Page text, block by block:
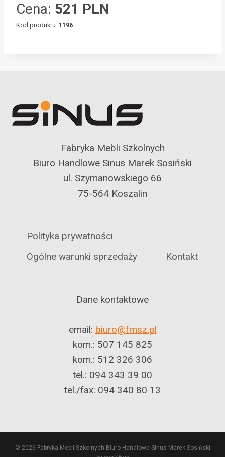
Cena: 521 PLN
Kod produktu: 1196
Fabryka Mebli Szkolnych
Biuro Handlowe Sinus Marek Sosiński
ul. Szymanowskiego 66
75-564 Koszalin
Polityka prywatności
Ogólne warunki sprzedaży
Kontakt
Dane kontaktowe
email: biuro@fmsz.pl
kom.: 507 145 825
kom.: 512 326 306
tel.: 094 343 39 00
tel./fax: 094 340 80 13
© 2026 Fabryka Mebli Szkolnych Biuro Handlowe Sinus Marek Sosiński